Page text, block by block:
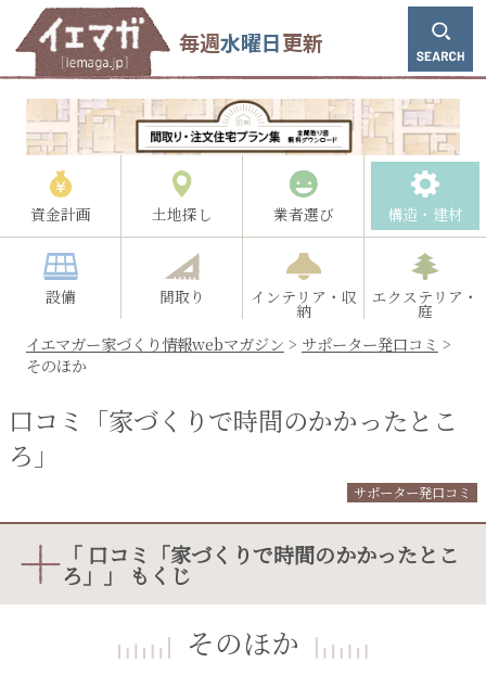
毎週水曜日更新
資金計画 土地探し 業者選び 構造・建材
設備 間取り インテリア・収
納
エクステリア・
庭
イエマガー家づくり情報webマガジン > サポーター発口コミ >
そのほか
口コミ「家づくりで時間のかかったとこ
ろ」
サポーター発口コミ
「 口コミ「家づくりで時間のかかったとこ
ろ」」 もくじ
そのほか